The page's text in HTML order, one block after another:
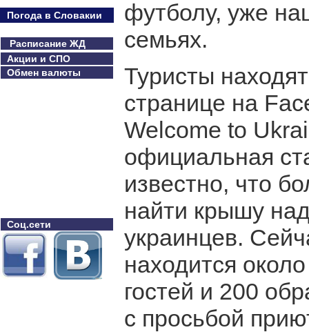
Погода в Словакии
Расписание ЖД
Акции и СПО
Обмен валюты
Соц.сети
футболу, уже
семьях.
Туристы
странице на
Welcome to
официальная
известно, что
найти крышу
украинцев.
находится
гостей и 200
с просьбой